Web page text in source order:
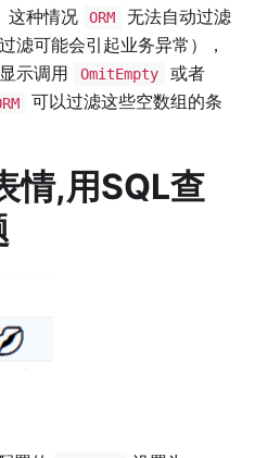
这种情况 ORM
无法自动过滤
滤可能会引起业务异常），
示调用
OmitEmpty 或者
可以过滤这些空数组的条
情,用SQL查